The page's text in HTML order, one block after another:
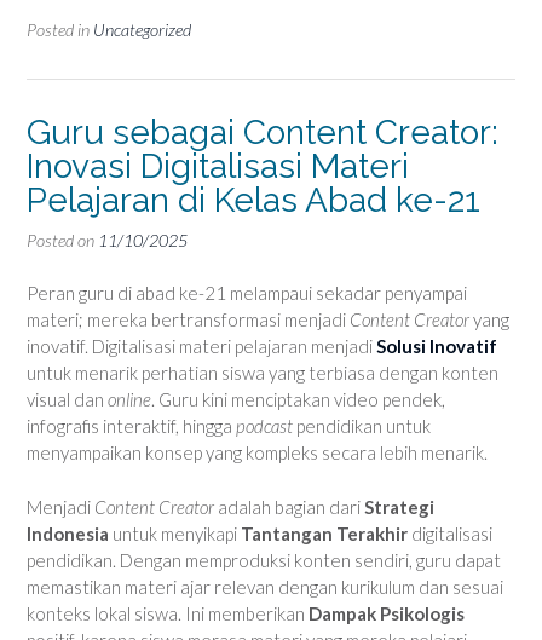
Posted in Uncategorized
Guru sebagai Content Creator:
Inovasi Digitalisasi Materi
Pelajaran di Kelas Abad ke-21
Posted on 11/10/2025
Peran guru di abad ke-21 melampaui sekadar penyampai
materi; mereka bertransformasi menjadi Content Creatoryang
inovatif. Digitalisasi materi pelajaran menjadiSolusi Inovatif
untuk menarik perhatian siswa yang terbiasa dengan konten
visual dan online. Guru kini menciptakan video pendek,
infografis interaktif, hingga podcast pendidikan untuk
menyampaikan konsep yang kompleks secara lebih menarik.
Menjadi Content Creator adalah bagian dariStrategi
Indonesia untuk menyikapi Tantangan Terakhir digitalisasi
pendidikan. Dengan memproduksi konten sendiri, guru dapat
memastikan materi ajar relevan dengan kurikulum dan sesuai
konteks lokal siswa. Ini memberikan Dampak Psikologis